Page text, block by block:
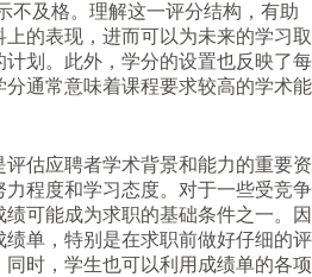
不及格。理解这一评分结构，有助
的表现，进而可以为未来的学习取
划。此外，学分的设置也反映了每
通常意味着课程要求较高的学术能
估应聘者学术背景和能力的重要资
程度和学习态度。对于一些受竞争
可能成为求职的基础条件之一。因
单，特别是在求职前做好仔细的评
时，学生也可以利用成绩单的各项